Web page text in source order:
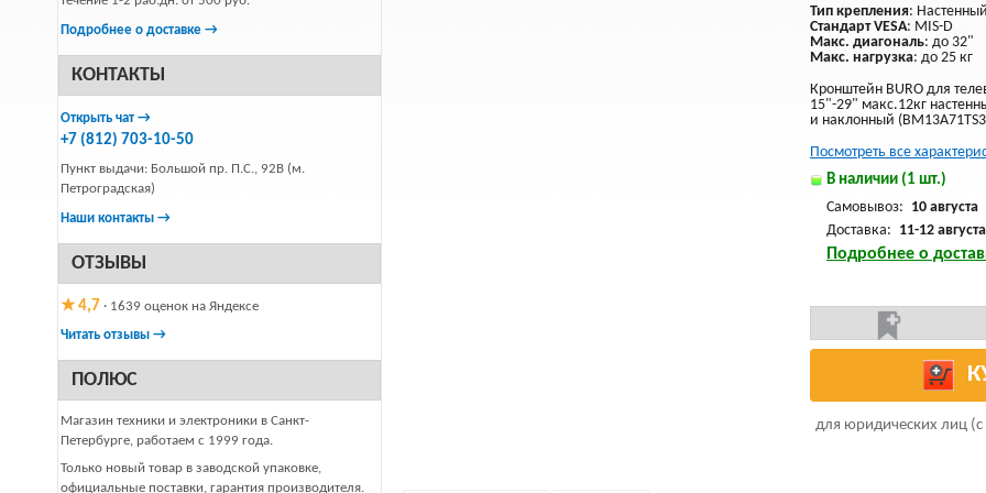
Подробнее о доставке →
КОНТАКТЫ
Открыть чат →
+7 (812) 703-10-50
Пункт выдачи: Большой пр. П.С., 92В (м.
Петроградская)
Наши контакты →
ОТЗЫВЫ
★ 4,7 · 1639 оценок на Яндексе
Читать отзывы →
ПОЛЮС
Магазин техники и электроники в Санкт-
Петербурге, работаем с 1999 года.
Только новый товар в заводской упаковке,
официальные поставки, гарантия производителя.
Тип крепления:
Стандарт VESA: MIS-D
Макс. диагональ: до 32"
Макс. нагрузка: до 25 кг
Кронштейн BURO для
15"-29" макс.12кг
и наклонный
Посмотреть все
В наличии (1 шт.)
Самовывоз: 10 августа
Доставка: 11-12 августа
Подробнее о
для юридических лиц